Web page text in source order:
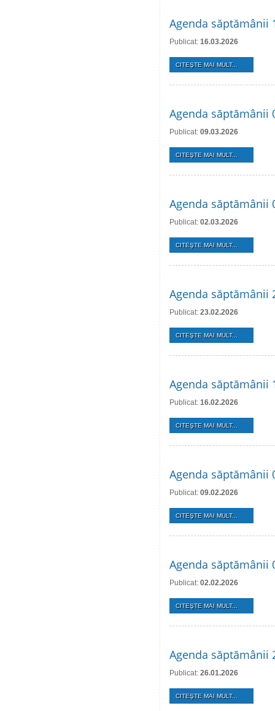
Agenda săptămânii
Publicat: 16.03.2026
CITEŞTE MAI MULT...
Agenda săptămânii
Publicat: 09.03.2026
CITEŞTE MAI MULT...
Agenda săptămânii
Publicat: 02.03.2026
CITEŞTE MAI MULT...
Agenda săptămânii
Publicat: 23.02.2026
CITEŞTE MAI MULT...
Agenda săptămânii
Publicat: 16.02.2026
CITEŞTE MAI MULT...
Agenda săptămânii
Publicat: 09.02.2026
CITEŞTE MAI MULT...
Agenda săptămânii
Publicat: 02.02.2026
CITEŞTE MAI MULT...
Agenda săptămânii
Publicat: 26.01.2026
CITEŞTE MAI MULT...